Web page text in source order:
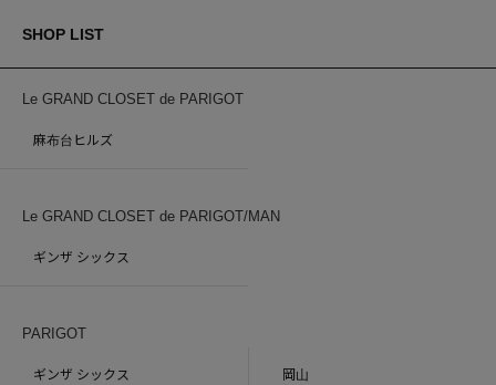
SHOP LIST
Le GRAND CLOSET de PARIGOT
麻布台ヒルズ
Le GRAND CLOSET de PARIGOT/MAN
ギンザ シックス
PARIGOT
ギンザ シックス 岡山